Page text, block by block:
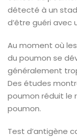
détecté à un
d’être guéri avec
Au moment où
du poumon se
généralement
Des études
poumon réduit le
poumon.
Test d’antigène